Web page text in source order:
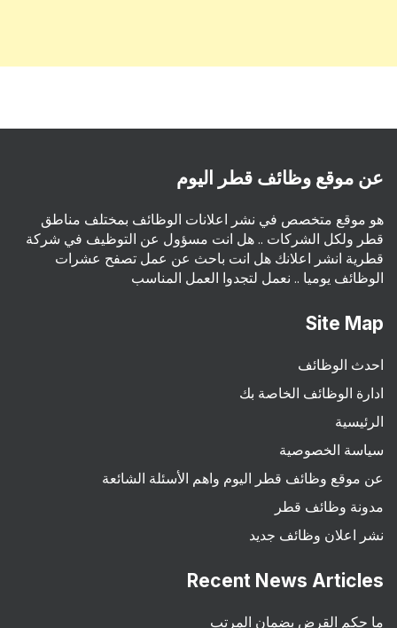
عن موقع وظائف قطر اليوم
هو موقع متخصص في نشر اعلانات الوظائف بمختلف مناطق
قطر ولكل الشركات .. هل انت مسؤول عن التوظيف في شركة
قطرية انشر اعلانك هل انت باحث عن عمل تصفح عشرات
الوظائف يوميا .. نعمل لتجدوا العمل المناسب
Site Map
احدث الوظائف
ادارة الوظائف الخاصة بك
الرئيسية
سياسة الخصوصية
عن موقع وظائف قطر اليوم واهم الأسئلة الشائعة
مدونة وظائف قطر
نشر اعلان وظائف جديد
Recent News Articles
ما حكم القرض بضمان المرتب